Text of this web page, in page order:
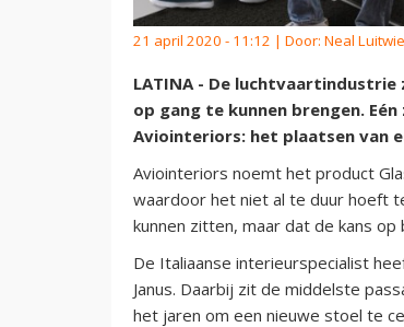
21 april 2020 - 11:12 | Door: Neal
LATINA - De
op gang te kunnen brengen.
Aviointeriors: het plaatsen van
Aviointeriors noemt het product
waardoor het niet al te duur hoeft
kunnen zitten, maar dat de kans
De Italiaanse interieurspecialist
Janus. Daarbij zit de middelste
het jaren om een nieuwe stoel te